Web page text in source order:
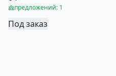
предложений: 1
Под заказ